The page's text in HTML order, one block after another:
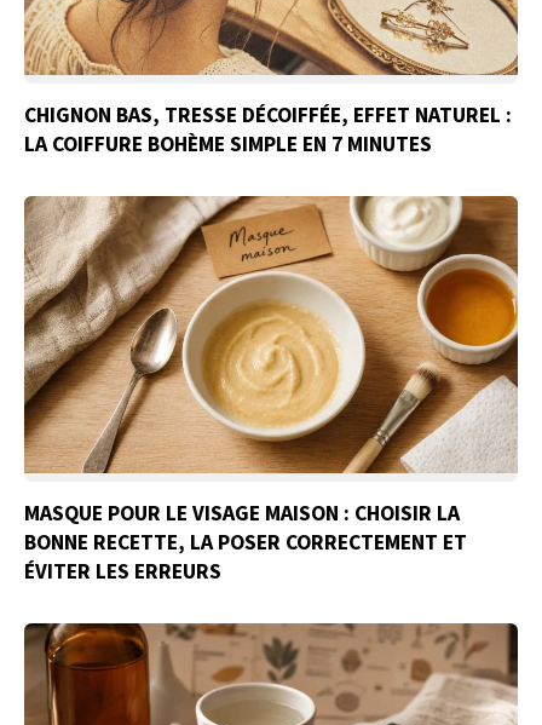
CHIGNON BAS, TRESSE DÉCOIFFÉE, EFFET NATUREL :
LA COIFFURE BOHÈME SIMPLE EN 7 MINUTES
MASQUE POUR LE VISAGE MAISON : CHOISIR LA
BONNE RECETTE, LA POSER CORRECTEMENT ET
ÉVITER LES ERREURS